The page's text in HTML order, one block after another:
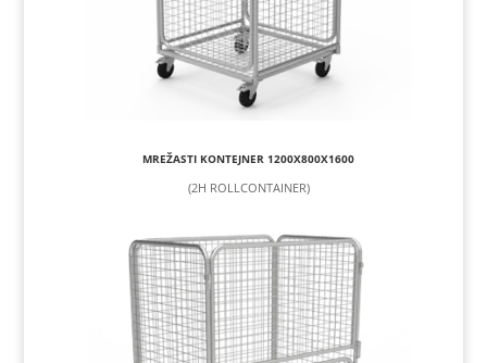
MREŽASTI KONTEJNER 1200X800X1600
(2H ROLLCONTAINER)